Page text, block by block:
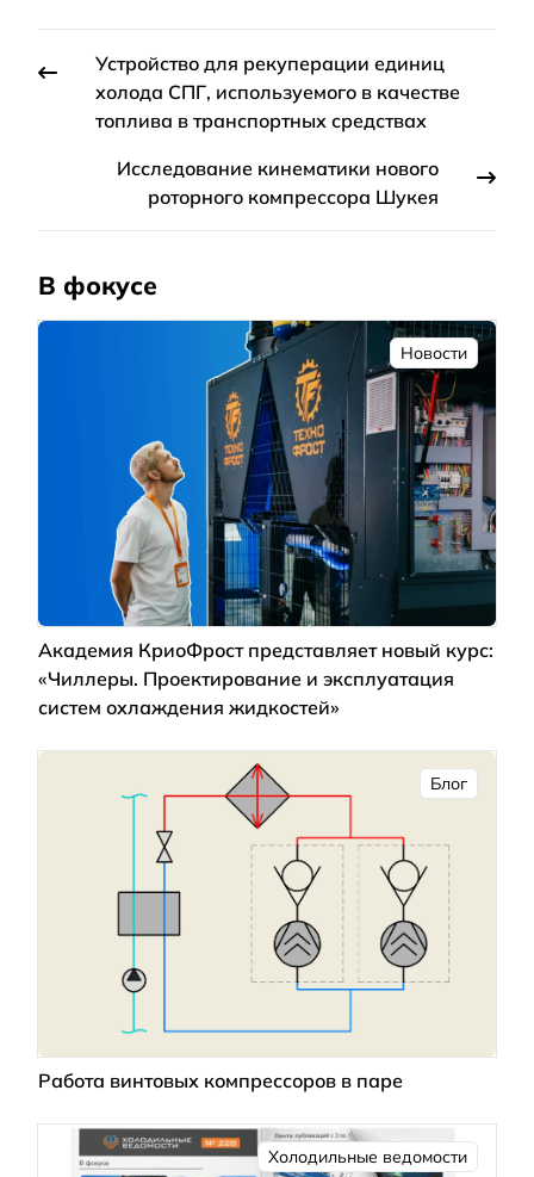
Устройство для рекуперации единиц
холода СПГ, используемого в качестве
топлива в транспортных средствах
Исследование кинематики нового
роторного компрессора Шукея
В фокусе
Новости
Академия КриоФрост представляет новый курс:
«Чиллеры. Проектирование и эксплуатация
систем охлаждения жидкостей»
Блог
Работа винтовых компрессоров в паре
Холодильные ведомости